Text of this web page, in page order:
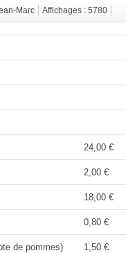
Marc Affichages : 5780
24,00 €
2,00 €
18,00 €
0,80 €
de pommes) 1,50 €